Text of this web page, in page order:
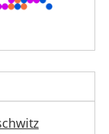
Bienen
Bläsergruppe